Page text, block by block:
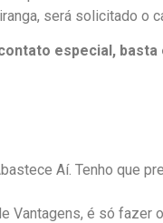
será solicitado o
especial,
Aí. Tenho que
Vantagens, é só fazer